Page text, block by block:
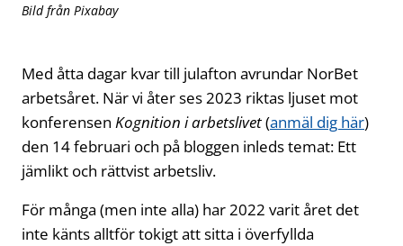
Bild från Pixabay
Med åtta dagar kvar till julafton avrundar NorBet
arbetsåret. När vi åter ses 2023 riktas ljuset mot
konferensen Kognition i arbetslivet(anmäl dig här)
den 14 februari och på bloggen inleds temat: Ett
jämlikt och rättvist arbetsliv.
För många (men inte alla) har 2022 varit året det
inte känts alltför tokigt att sitta i överfyllda